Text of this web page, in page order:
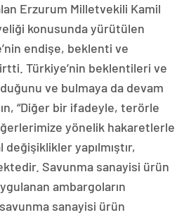
Erzurum Milletvekili Kamil
konusunda yürütülen
endişe, beklenti ve
Türkiye’nin beklentileri ve
ve bulmaya da devam
“Diğer bir ifadeyle, terörle
yönelik hakaretlerle
yapılmıştır,
Savunma sanayisi ürün
ambargoların
savunma sanayisi ürün